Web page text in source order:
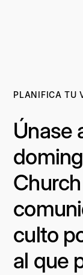
PLANIFICA TU
Únase
culto
al que